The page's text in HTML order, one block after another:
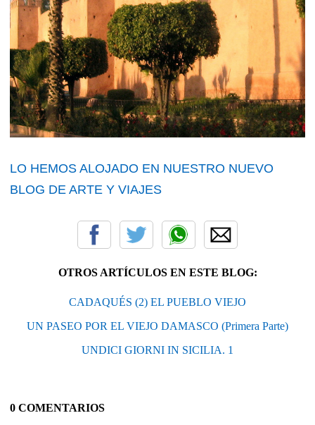
LO HEMOS ALOJADO EN NUESTRO NUEVO
BLOG DE ARTE Y VIAJES
OTROS ARTÍCULOS EN ESTE BLOG:
CADAQUÉS (2) EL PUEBLO VIEJO
UN PASEO POR EL VIEJO DAMASCO (Primera Parte)
UNDICI GIORNI IN SICILIA. 1
0 COMENTARIOS